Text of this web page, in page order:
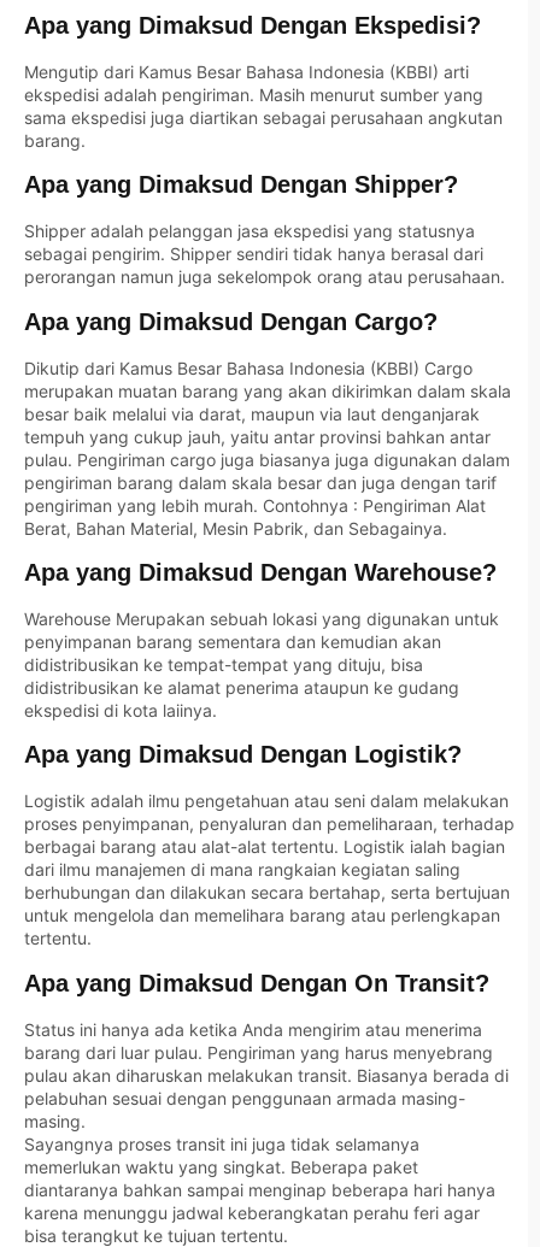
Apa yang Dimaksud Dengan Ekspedisi?
Mengutip dari Kamus Besar Bahasa Indonesia (KBBI) arti
ekspedisi adalah pengiriman. Masih menurut sumber yang
sama ekspedisi juga diartikan sebagai perusahaan angkutan
barang.
Apa yang Dimaksud Dengan Shipper?
Shipper adalah pelanggan jasa ekspedisi yang statusnya
sebagai pengirim. Shipper sendiri tidak hanya berasal dari
perorangan namun juga sekelompok orang atau perusahaan.
Apa yang Dimaksud Dengan Cargo?
Dikutip dari Kamus Besar Bahasa Indonesia (KBBI) Cargo
merupakan muatan barang yang akan dikirimkan dalam skala
besar baik melalui via darat, maupun via laut denganjarak
tempuh yang cukup jauh, yaitu antar provinsi bahkan antar
pulau. Pengiriman cargo juga biasanya juga digunakan dalam
pengiriman barang dalam skala besar dan juga dengan tarif
pengiriman yang lebih murah. Contohnya : Pengiriman Alat
Berat, Bahan Material, Mesin Pabrik, dan Sebagainya.
Apa yang Dimaksud Dengan Warehouse?
Warehouse Merupakan sebuah lokasi yang digunakan untuk
penyimpanan barang sementara dan kemudian akan
didistribusikan ke tempat-tempat yang dituju, bisa
didistribusikan ke alamat penerima ataupun ke gudang
ekspedisi di kota laiinya.
Apa yang Dimaksud Dengan Logistik?
Logistik adalah ilmu pengetahuan atau seni dalam melakukan
proses penyimpanan, penyaluran dan pemeliharaan, terhadap
berbagai barang atau alat-alat tertentu. Logistik ialah bagian
dari ilmu manajemen di mana rangkaian kegiatan saling
berhubungan dan dilakukan secara bertahap, serta bertujuan
untuk mengelola dan memelihara barang atau perlengkapan
tertentu.
Apa yang Dimaksud Dengan On Transit?
Status ini hanya ada ketika Anda mengirim atau menerima
barang dari luar pulau. Pengiriman yang harus menyebrang
pulau akan diharuskan melakukan transit. Biasanya berada di
pelabuhan sesuai dengan penggunaan armada masing-
masing.
Sayangnya proses transit ini juga tidak selamanya
memerlukan waktu yang singkat. Beberapa paket
diantaranya bahkan sampai menginap beberapa hari hanya
karena menunggu jadwal keberangkatan perahu feri agar
bisa terangkut ke tujuan tertentu.